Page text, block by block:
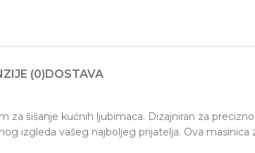
(0)DOSTAVA
šišanje kućnih ljubimaca. Dizajniran za
izgleda vašeg najboljeg prijatelja. Ova masinica